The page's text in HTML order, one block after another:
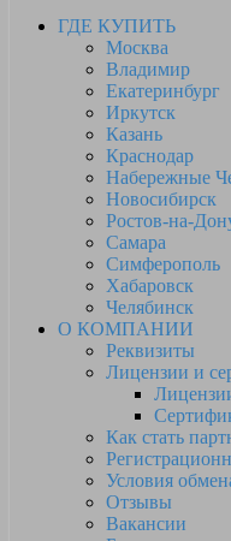
ГДЕ КУПИТЬ
Москва
Владимир
Екатеринбург
Иркутск
Казань
Краснодар
Набережные
Новосибирск
Ростов-на-
Самара
Симферополь
Хабаровск
Челябинск
О КОМПАНИИ
Реквизиты
Лицензии и
Как стать
Условия
Отзывы
Вакансии